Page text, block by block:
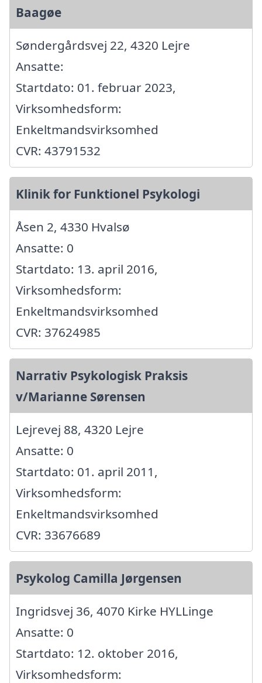
Baagøe
Søndergårdsvej 22, 4320 Lejre
Ansatte:
Startdato: 01. februar 2023,
Virksomhedsform:
Enkeltmandsvirksomhed
CVR: 43791532
Klinik for Funktionel Psykologi
Åsen 2, 4330 Hvalsø
Ansatte: 0
Startdato: 13. april 2016,
Virksomhedsform:
Enkeltmandsvirksomhed
CVR: 37624985
Narrativ Psykologisk Praksis
v/Marianne Sørensen
Lejrevej 88, 4320 Lejre
Ansatte: 0
Startdato: 01. april 2011,
Virksomhedsform:
Enkeltmandsvirksomhed
CVR: 33676689
Psykolog Camilla Jørgensen
Ingridsvej 36, 4070 Kirke HYLLinge
Ansatte: 0
Startdato: 12. oktober 2016,
Virksomhedsform: